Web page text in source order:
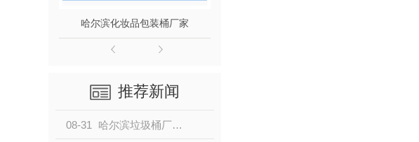
哈尔滨化妆品包装桶厂家
推荐新闻
08-31 哈尔滨垃圾桶厂家制作垃圾桶的材料有哪些